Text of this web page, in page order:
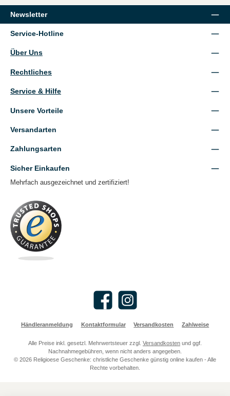
Newsletter
Service-Hotline
Über Uns
Rechtliches
Service & Hilfe
Unsere Vorteile
Versandarten
Zahlungsarten
Sicher Einkaufen
Mehrfach ausgezeichnet und zertifiziert!
Facebook Instagram
Händleranmeldung Kontaktformular Versandkosten Zahlweise
Alle Preise inkl. gesetzl. Mehrwertsteuer zzgl. Versandkosten und ggf.
Nachnahmegebühren, wenn nicht anders angegeben.
© 2026 Religioese Geschenke: christliche Geschenke günstig online kaufen - Alle
Rechte vorbehalten.